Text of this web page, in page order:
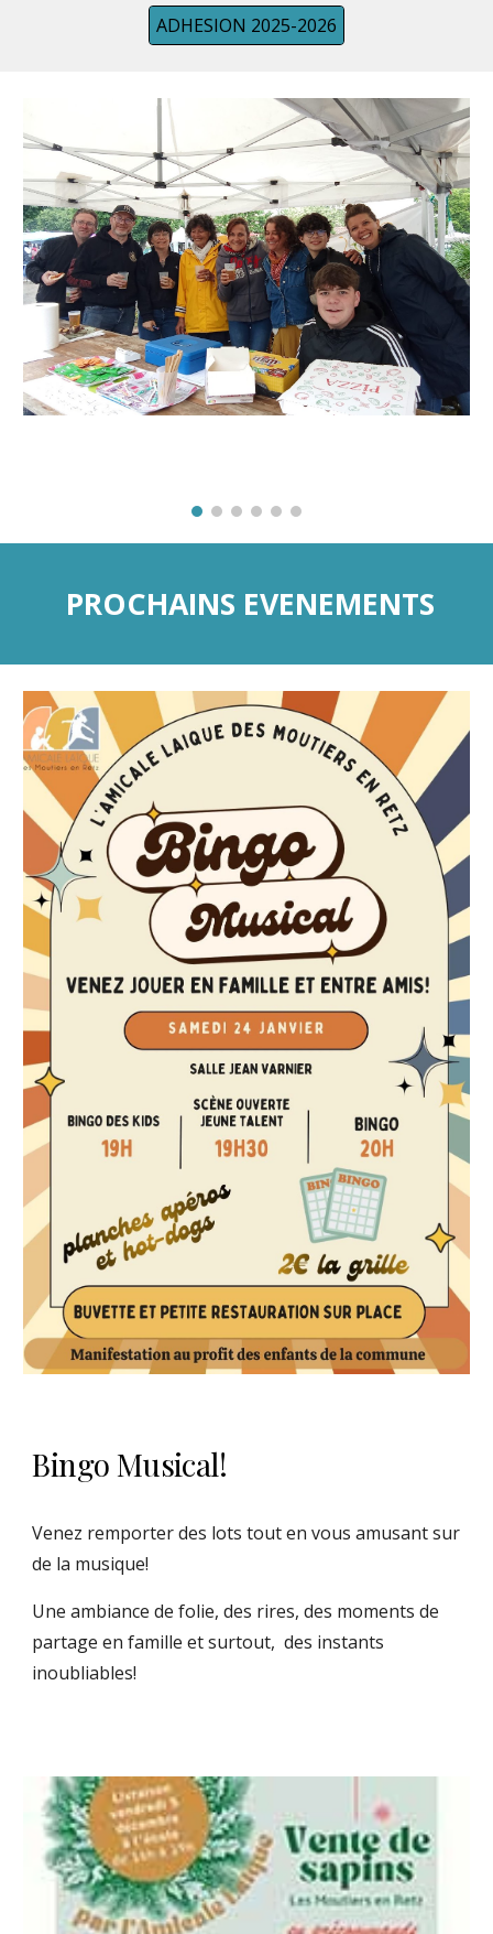
ADHESION 2025-2026
PROCHAINS EVENEMENTS
Bingo Musical!
Venez remporter des lots tout en vous amusant sur
de la musique!
Une ambiance de folie, des rires, des moments de
partage en famille et surtout, des instants
inoubliables!